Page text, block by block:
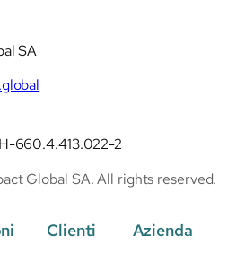
SA
660.4.413.022-2
Global SA. All rights reserved.
Clienti Azienda